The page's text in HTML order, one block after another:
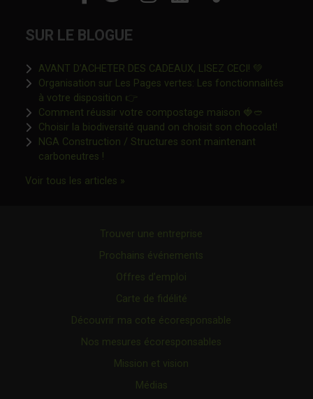
SUR LE BLOGUE
AVANT D’ACHETER DES CADEAUX, LISEZ CECI! 💚
Organisation sur Les Pages vertes: Les fonctionnalités
à votre disposition 👉Ce lien s'ouvrira dans une nouvelle
Comment réussir votre compostage maison 🍓🥙
Choisir la biodiversité quand on choisit son chocolat!Ce lien
NGA Construction / Structures sont maintenant
carboneutres !Ce lien s'ouvrira dans une nouvelle fenêtre"
Voir tous les articles »Ce lien s'ouvrira dans une nouvelle
Trouver une entreprise
Prochains événements
Offres d’emploi
Carte de fidélité
Découvrir ma cote écoresponsable
Nos mesures écoresponsables
Mission et vision
Médias